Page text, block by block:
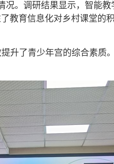
。调研结果显示，智能
教育信息化对乡村课堂的
升了青少年宫的综合素质